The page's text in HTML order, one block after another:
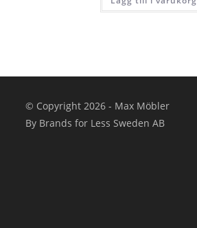
© Copyright 2026 - Max Möbler
By Brands for Less Sweden AB